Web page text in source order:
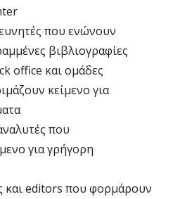
που ενώνουν
βιβλιογραφίες
office και ομάδες
κείμενο για
που
για γρήγορη
και editors που φορμάρουν